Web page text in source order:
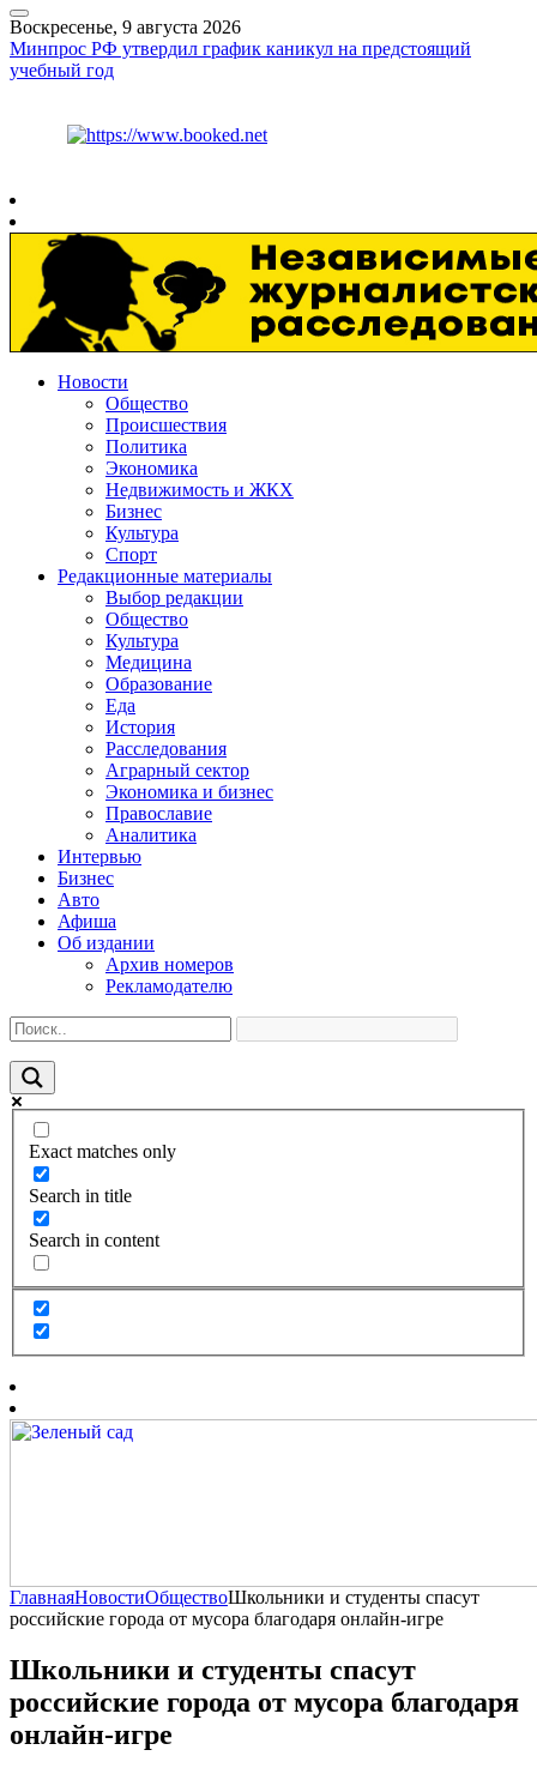
Воскресенье, 9 августа 2026
Минпрос РФ утвердил график каникул на предстоящий
учебный год
Новости
Общество
Происшествия
Политика
Экономика
Недвижимость и ЖКХ
Бизнес
Культура
Спорт
Редакционные материалы
Выбор редакции
Общество
Культура
Медицина
Образование
Еда
История
Расследования
Аграрный сектор
Экономика и бизнес
Православие
Аналитика
Интервью
Бизнес
Авто
Афиша
Об издании
Архив номеров
Рекламодателю
Exact matches only
Search in title
Search in content
ГлавнаяНовостиОбществоШкольники и студенты спасут
российские города от мусора благодаря онлайн-игре
Школьники и студенты спасут
российские города от мусора благодаря
онлайн-игре